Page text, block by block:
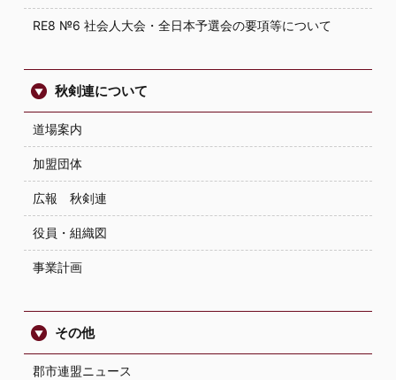
RE8 №6 社会人大会・全日本予選会の要項等について
秋剣連について
道場案内
加盟団体
広報 秋剣連
役員・組織図
事業計画
その他
郡市連盟ニュース